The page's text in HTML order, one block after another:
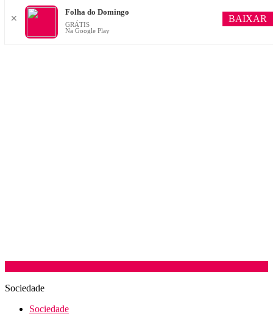
Sociedade
Sociedade
✕
Folha do Domingo
GRÁTIS
Na Google Play
BAIXAR